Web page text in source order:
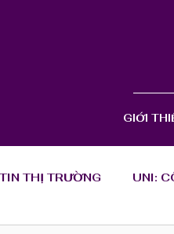
GIỚI
TIN THỊ TRƯỜNG UNI: